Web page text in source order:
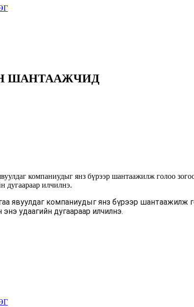
ШАНТААЖЧИД
компаниудыг янз бүрээр шантаажилж голоо
илчилнэ.
явуулдаг компаниудыг янз бүрээр шантаажилж
удаагийн дугаараар илчилнэ.